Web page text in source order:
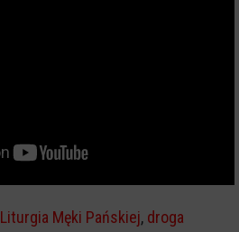
Liturgia Męki Pańskiej, droga